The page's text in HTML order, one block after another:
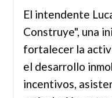
El intendente
Construye", una
fortalecer la
el desarrollo
incentivos,